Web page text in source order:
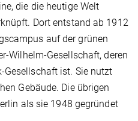
die die heutige Welt
Dort entstand ab 1912
auf der grünen
Wilhelm-Gesellschaft, deren
ist. Sie nutzt
Gebäude. Die übrigen
als sie 1948 gegründet